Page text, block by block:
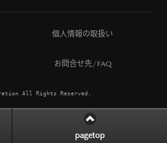
個人情報の取扱い
お問合せ先/FAQ
All Rights Reserved.
pagetop